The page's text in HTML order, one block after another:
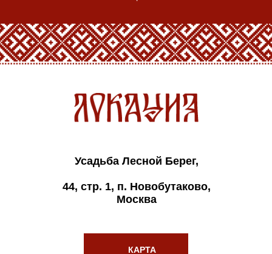
Усадьба Лесной Берег,
44, стр. 1, п. Новобутаково,
Москва
КАРТА